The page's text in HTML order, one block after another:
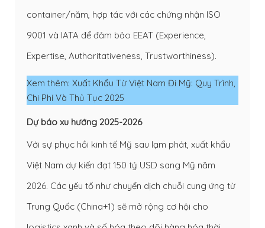
container/năm, hợp tác với các chứng nhận ISO
9001 và IATA để đảm bảo EEAT (Experience,
Expertise, Authoritativeness, Trustworthiness).
Xem thêm: Xuất Khẩu Từ Việt Nam Đi Mỹ: Quy Trình,
Chi Phí Và Thủ Tục 2025
Dự báo xu hướng 2025-2026
Với sự phục hồi kinh tế Mỹ sau lạm phát, xuất khẩu
Việt Nam dự kiến đạt 150 tỷ USD sang Mỹ năm
2026. Các yếu tố như chuyển dịch chuỗi cung ứng từ
Trung Quốc (China+1) sẽ mở rộng cơ hội cho